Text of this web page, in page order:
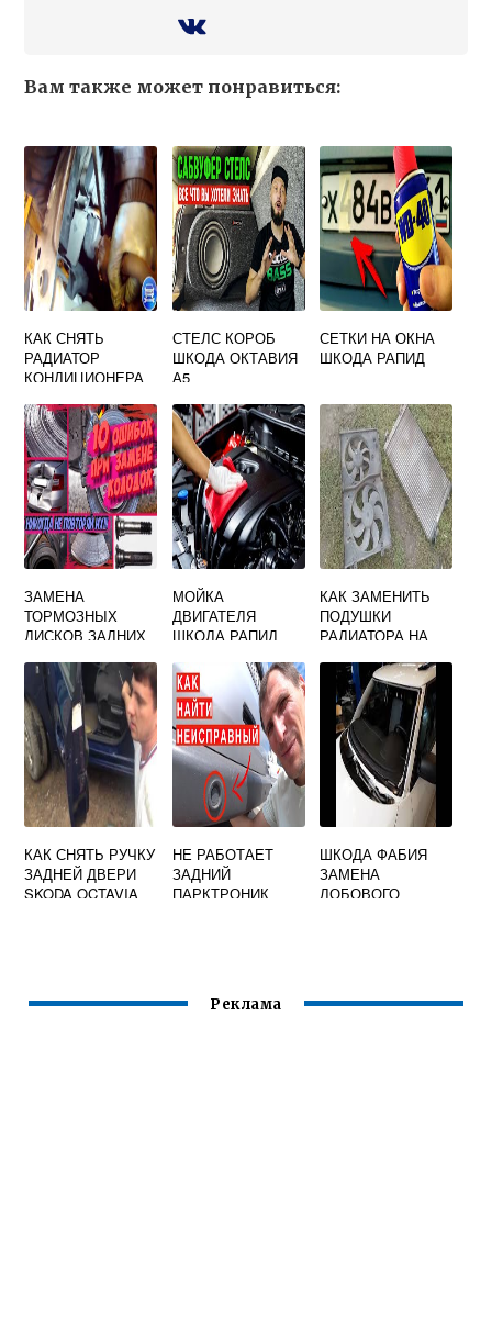
Вам также может понравиться:
КАК СНЯТЬ
РАДИАТОР
КОНДИЦИОНЕРА
A5
СТЕЛС КОРОБ
ШКОДА ОКТАВИЯ
А5
СЕТКИ НА ОКНА
ШКОДА РАПИД
ЗАМЕНА
ТОРМОЗНЫХ
ДИСКОВ ЗАДНИХ
А5
МОЙКА
ДВИГАТЕЛЯ
ШКОДА РАПИД
КАК ЗАМЕНИТЬ
ПОДУШКИ
РАДИАТОРА НА
ТУР
КАК СНЯТЬ РУЧКУ
ЗАДНЕЙ ДВЕРИ
SKODA OCTAVIA
НЕ РАБОТАЕТ
ЗАДНИЙ
ПАРКТРОНИК
ШКОДА ФАБИЯ
ЗАМЕНА
ЛОБОВОГО
Реклама